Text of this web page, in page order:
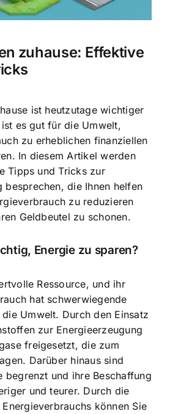
zuhause: Effektive
ist heutzutage wichtiger
es gut für die Umwelt,
zu erheblichen finanziellen
In diesem Artikel werden
Tipps und Tricks zur
besprechen, die Ihnen helfen
zu reduzieren
Geldbeutel zu schonen.
Energie zu sparen?
Ressource, und ihr
hat schwerwiegende
Umwelt. Durch den Einsatz
zur Energieerzeugung
freigesetzt, die zum
Darüber hinaus sind
begrenzt und ihre Beschaffung
und teurer. Durch die
können Sie